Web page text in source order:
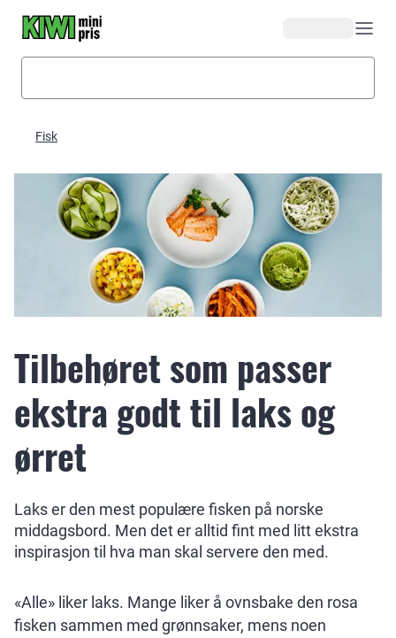
Fisk
Tilbehøret som passer
ekstra godt til laks og
ørret
Laks er den mest populære fisken på norske
middagsbord. Men det er alltid fint med litt ekstra
inspirasjon til hva man skal servere den med.
«Alle» liker laks. Mange liker å ovnsbake den rosa
fisken sammen med grønnsaker, mens noen